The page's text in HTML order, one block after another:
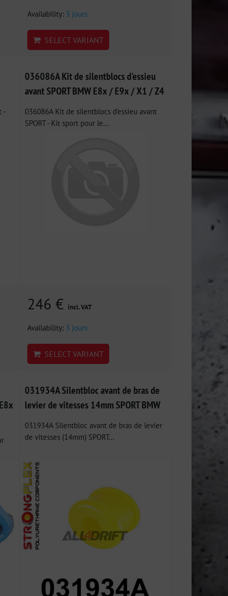
Availability: 3 jours
SELECT VARIANT
-
036086A Kit de silentblocs d'essieu
avant SPORT BMW E8x / E9x / X1 / Z4
036086A Kit de silentblocs d'essieu avant
SPORT - Kit sport pour le...
246 € incl. VAT
Availability: 3 jours
SELECT VARIANT
031934A Silentbloc avant de bras de
levier de vitesses 14mm SPORT BMW
031934A Silentbloc avant de bras de levier
de vitesses (14mm) SPORT...